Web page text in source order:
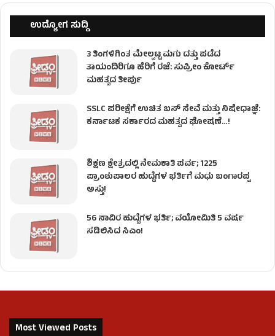
ಉದ್ಯೋಗ ಸುದ್ದಿ
3 ತಿಂಗಳಿಗಿಂತ ಮೇಲ್ಪಟ್ಟ ಮಗು ದತ್ತು ಪಡೆದ
ತಾಯಂದಿರಿಗೂ ಹೆರಿಗೆ ರಜೆ: ಸುಪ್ರೀಂ ಕೋರ್ಟ್
ಮಹತ್ವದ ತೀರ್ಪು
SSLC ಪರೀಕ್ಷೆಗೆ ಉಚಿತ ಬಸ್ ಸೇವೆ ಮತ್ತು ನಿಷೇಧಾಜ್ಞೆ:
ಕರ್ನಾಟಕ ಸರ್ಕಾರದ ಮಹತ್ವದ ಘೋಷಣೆ…!
ಶಿಕ್ಷಣ ಕ್ಷೇತ್ರದಲ್ಲಿ ನೇಮಕಾತಿ ಪರ್ವ; 1225
ಪ್ರಾಂಶುಪಾಲರ ಹುದ್ದೆಗಳ ಭರ್ತಿಗೆ ಮಧು ಬಂಗಾರಪ್ಪ
ಅಸ್ತು!
56 ಸಾವಿರ ಹುದ್ದೆಗಳ ಭರ್ತಿ; ವಯೋಮಿತಿ 5 ವರ್ಷ
ಸಡಿಲಿಸಿದ ಸಿಎಂ!
Most Viewed Posts